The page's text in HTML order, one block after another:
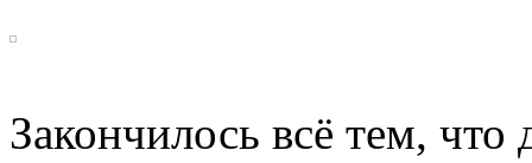
Закончилось всё тем, что